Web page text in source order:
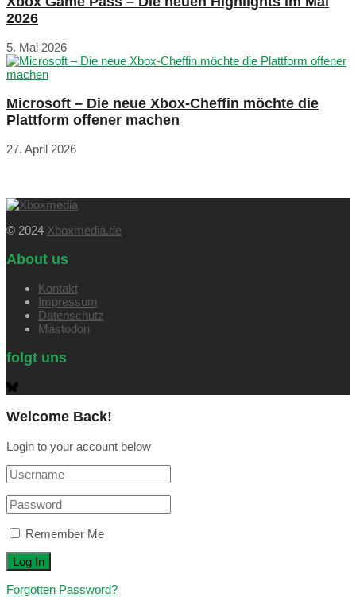
2026
5. Mai 2026
Microsoft – Die neue Xbox-Cheffin möchte die
Plattform offener machen
27. April 2026
© 2024 Xboxmedia.de
About us
Kontakt
Impressum
Datenschutz
Mastodon
folgt uns
Welcome Back!
Login to your account below
Remember Me
Forgotten Password?